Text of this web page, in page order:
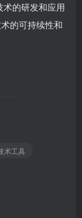
的研发和应用
的可持续性和
术工具